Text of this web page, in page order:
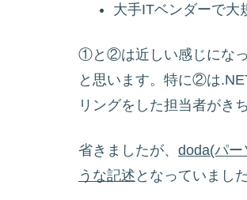
大手ITベンダーで大
①と②は近しい感じになっ
と思います。特に②は
リングをした担当者がき
省きましたが、 doda(パー
うな記述 となっていました